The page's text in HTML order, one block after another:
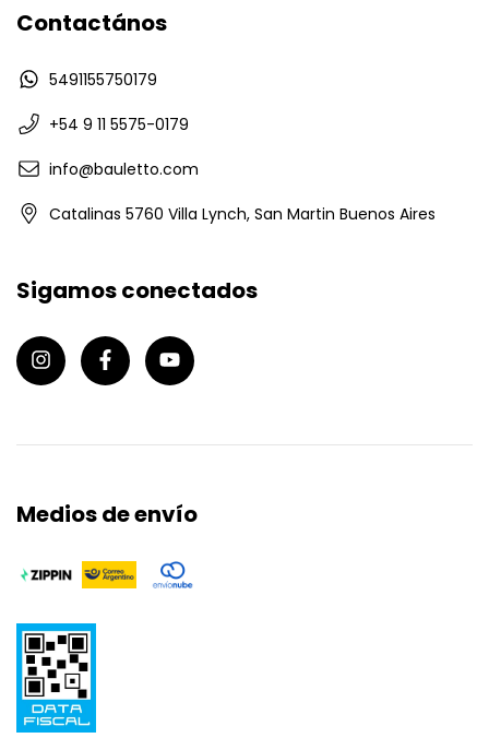
Contactános
5491155750179
+54 9 11 5575-0179
info@bauletto.com
Catalinas 5760 Villa Lynch, San Martin Buenos Aires
Sigamos conectados
Medios de envío